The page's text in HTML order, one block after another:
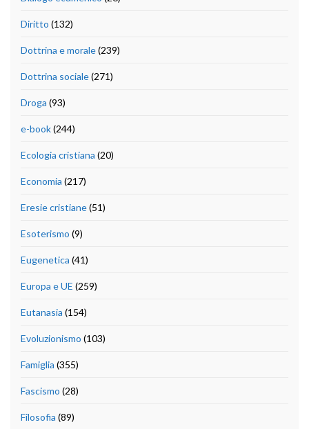
Diritto (132)
Dottrina e morale(239)
Dottrina sociale(271)
Droga (93)
e-book(244)
Ecologia cristiana (20)
Economia (217)
Eresie cristiane(51)
Esoterismo (9)
Eugenetica (41)
Europa e UE (259)
Eutanasia (154)
Evoluzionismo (103)
Famiglia (355)
Fascismo (28)
Filosofia (89)